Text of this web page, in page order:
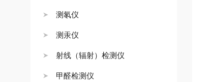
测氡仪
测汞仪
射线（辐射）检测仪
甲醛检测仪